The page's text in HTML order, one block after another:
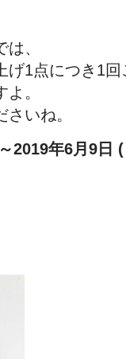
、
げ1点につき1
。
いね。
2019年6月9日